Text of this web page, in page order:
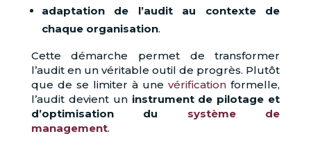
adaptation de l’audit au contexte de
chaque organisation.
Cette démarche permet de transformer
l’audit en un véritable outil de progrès. Plutôt
que de se limiter à unevérification formelle,
l’audit devient un instrument de pilotage et
d’optimisation du système de
management.